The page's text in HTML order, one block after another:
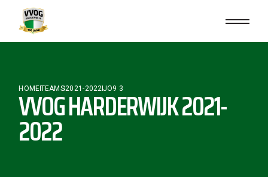
HOMETEAMS2021-2022JO9 3
VVOG HARDERWIJK 2021-
2022